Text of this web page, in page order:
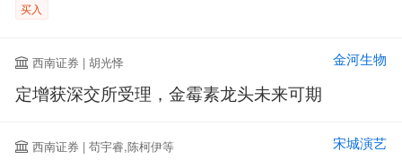
买入
西南证券 | 胡光怿 金河生物
定增获深交所受理，金霉素龙头未来可期
西南证券 | 苟宇睿,陈柯伊等 宋城演艺